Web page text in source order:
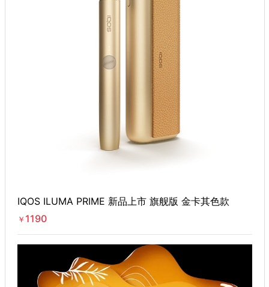
IQOS ILUMA PRIME 新品上市 旗舰版 金卡其色款
￥ 1190